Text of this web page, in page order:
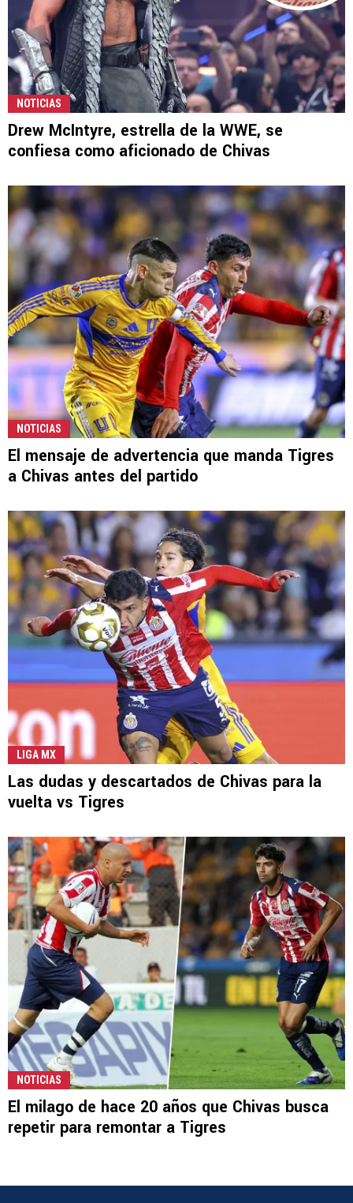
NOTICIAS
Drew McIntyre, estrella de la WWE, se
confiesa como aficionado de Chivas
NOTICIAS
El mensaje de advertencia que manda Tigres
a Chivas antes del partido
LIGA MX
Las dudas y descartados de Chivas para la
vuelta vs Tigres
NOTICIAS
El milago de hace 20 años que Chivas busca
repetir para remontar a Tigres